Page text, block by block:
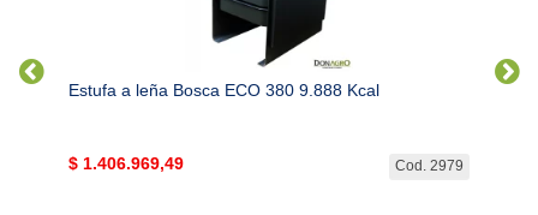
Estufa a leña Bosca ECO 380 9.888 Kcal
Cod. 2979
$ 1.406.969,49